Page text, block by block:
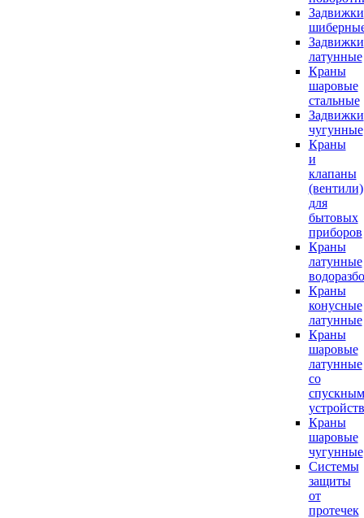
Задвижки
Задвижки
латунные
Краны
шаровые
стальные
Задвижки
чугунные
Краны
и
клапаны
(вентили)
для
бытовых
приборов
Краны
латунные
Краны
конусные
латунные
Краны
шаровые
латунные
со
спускным
Краны
шаровые
чугунные
Системы
защиты
от
протечек